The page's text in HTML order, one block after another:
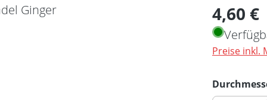
Regulärer
4,60 €
Preise inkl.